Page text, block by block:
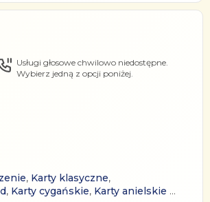
Usługi głosowe chwilowo niedostępne.
Wybierz jedną z opcji poniżej.
, Karty klasyczne,
, Karty cygańskie, Karty anielskie …